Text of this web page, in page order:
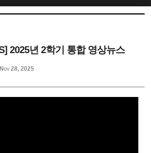
2025년 2학기 통합 영상뉴스
Nov 28, 2025
스케치북5
스케치북5